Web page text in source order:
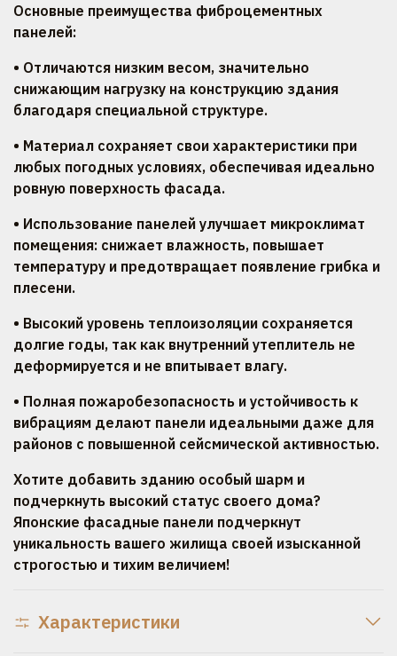
Основные преимущества фиброцементных
панелей:
• Отличаются низким весом, значительно
снижающим нагрузку на конструкцию здания
благодаря специальной структуре.
• Материал сохраняет свои характеристики при
любых погодных условиях, обеспечивая идеально
ровную поверхность фасада.
• Использование панелей улучшает микроклимат
помещения: снижает влажность, повышает
температуру и предотвращает появление грибка и
плесени.
• Высокий уровень теплоизоляции сохраняется
долгие годы, так как внутренний утеплитель не
деформируется и не впитывает влагу.
• Полная пожаробезопасность и устойчивость к
вибрациям делают панели идеальными даже для
районов с повышенной сейсмической активностью.
Хотите добавить зданию особый шарм и
подчеркнуть высокий статус своего дома?
Японские фасадные панели подчеркнут
уникальность вашего жилища своей изысканной
строгостью и тихим величием!
Характеристики